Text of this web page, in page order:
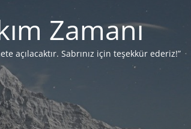
Zamanı
açılacaktır. Sabrınız için teşekkür ederiz!”